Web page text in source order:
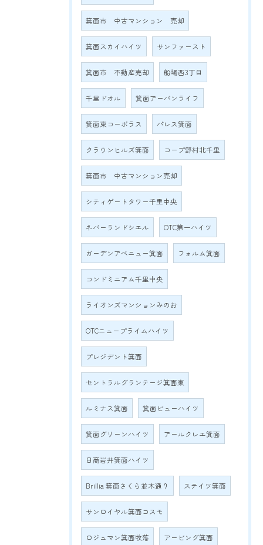
箕面市 中古マンション 売却
箕面スカイハイツ サンファースト
箕面市 不動産売却 船場西3丁目
千里ドオル 箕面アーバンライフ
箕面東コーポラス パレス箕面
クラウンヒルズ箕面 コープ野村北千里
箕面市 中古マンション売却
シティゲートタワー千里中央
ネバーランドシエル OTC第一ハイツ
ガーデンアベニュー箕面 フォルム箕面
コンドミニアム千里中央
ライオンズマンションみのお
OTCニュープライムハイツ
プレジデント箕面
セントラルグランテージ箕面東
ルミナス箕面 箕面ビューハイツ
箕面グリーンハイツ アールクレエ箕面
日商岩井箕面ハイツ
Brillia 箕面さくら並木通り ステイツ箕面
サンロイヤル箕面コスモ
ロジュマン箕面牧落 アービング箕面